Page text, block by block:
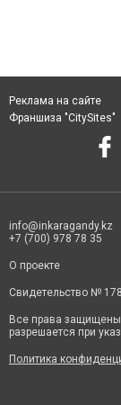
Реклама на сайте
Франшиза "CitySites"
info@inkaragandy.kz
+7 (700) 978 78 35
О проекте
Свидетельство №
Все права
разрешается при
Политика